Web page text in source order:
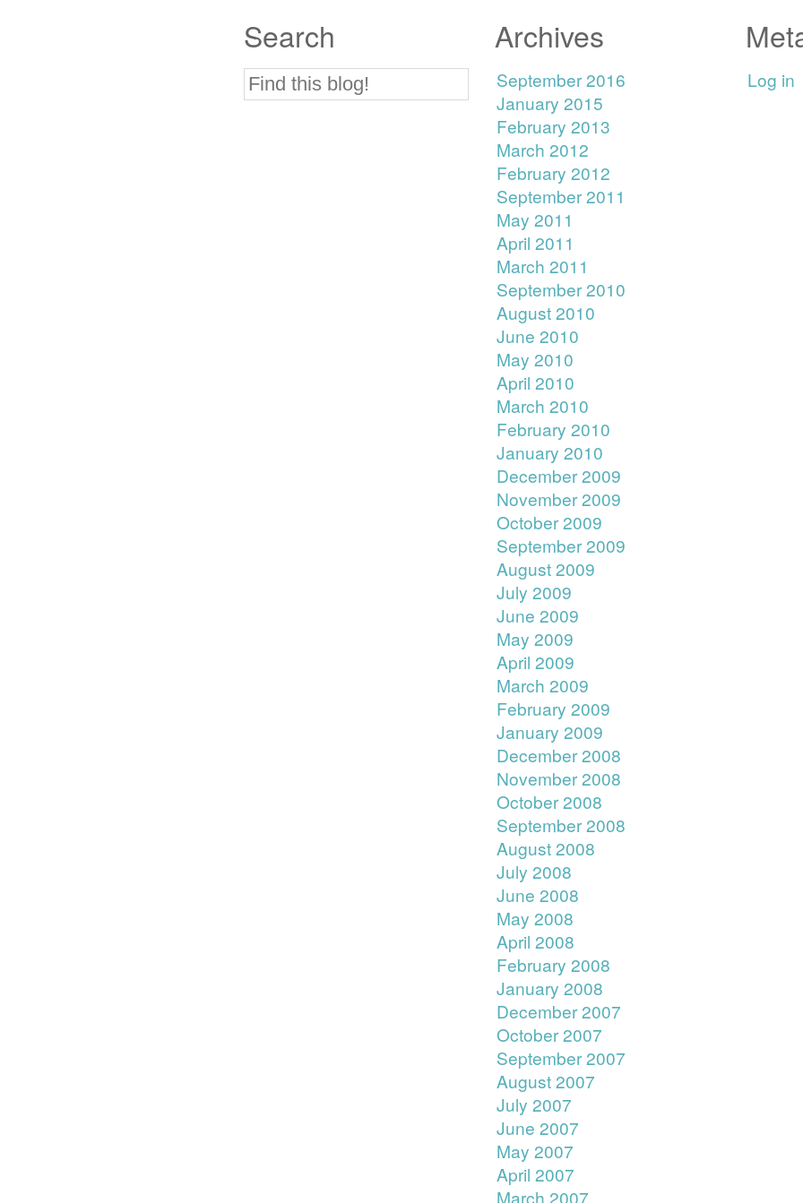
Search Archives
September 2016
January 2015
February 2013
March 2012
February 2012
September 2011
May 2011
April 2011
March 2011
September 2010
August 2010
June 2010
May 2010
April 2010
March 2010
February 2010
January 2010
December 2009
November 2009
October 2009
September 2009
August 2009
July 2009
June 2009
May 2009
April 2009
March 2009
February 2009
January 2009
December 2008
November 2008
October 2008
September 2008
August 2008
July 2008
June 2008
May 2008
April 2008
February 2008
January 2008
December 2007
October 2007
September 2007
August 2007
July 2007
June 2007
May 2007
April 2007
March 2007
Log in